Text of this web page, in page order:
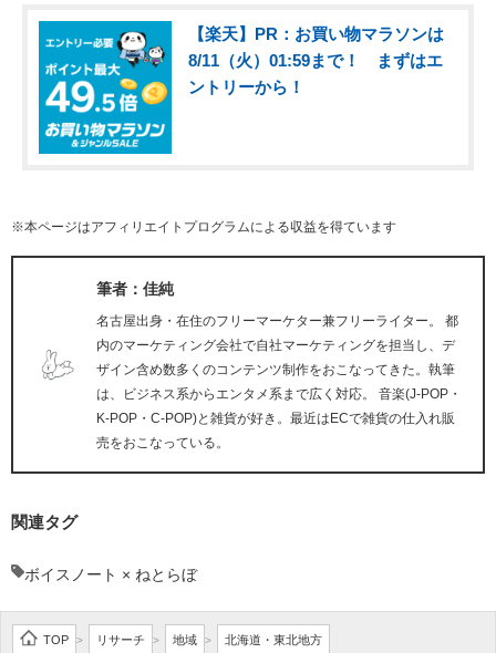
【楽天】PR：お買い物マラソンは
8/11（火）01:59まで！ まずはエ
ントリーから！
※本ページはアフィリエイトプログラムによる収益を得ています
筆者：佳純
名古屋出身・在住のフリーマーケター兼フリーライター。 都
内のマーケティング会社で自社マーケティングを担当し、デ
ザイン含め数多くのコンテンツ制作をおこなってきた。執筆
は、ビジネス系からエンタメ系まで広く対応。 音楽(J-POP・
K-POP・C-POP)と雑貨が好き。最近はECで雑貨の仕入れ販
売をおこなっている。
関連タグ
ボイスノート × ねとらぼ
TOP > リサーチ > 地域 > 北海道・東北地方